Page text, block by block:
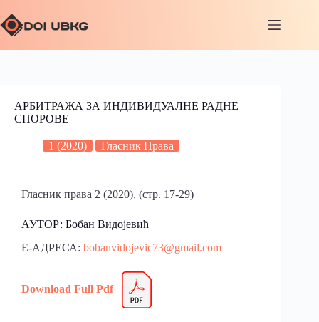
АРБИТРАЖА ЗА ИНДИВИДУАЛНЕ РАДНЕ
СПОРОВЕ
1 (2020) Гласник Права
Гласник права 2 (2020), (стр. 17-29)
АУТОР: Бобан Видојевић
Е-АДРЕСА: bobanvidojevic73@gmail.com
Download Full Pdf